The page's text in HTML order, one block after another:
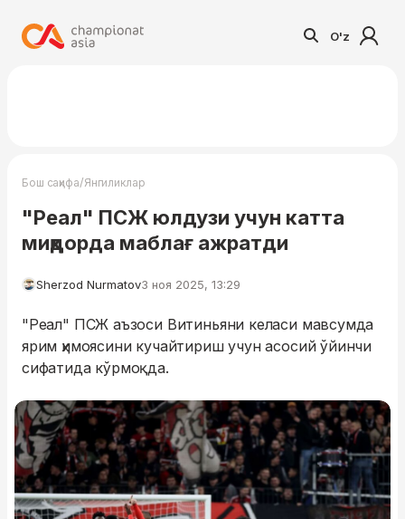
O'z
Бош саҳифа/Янгиликлар
"Реал" ПСЖ юлдузи учун катта
миқдорда маблағ ажратди
Sherzod Nurmatov3 ноя 2025, 13:29
"Реал" ПСЖ аъзоси Витиньяни келаси мавсумда
ярим ҳимоясини кучайтириш учун асосий ўйинчи
сифатида кўрмоқда.